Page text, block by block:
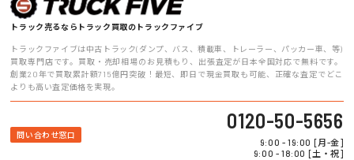
トラック売るならトラック買取のトラックファイブ
トラックファイブは中古トラック(ダンプ、バス、積載車、トレーラー、パッカー車、等)
買取専門店です。買取・売却相場のお見積もり、出張査定が日本全国対応で無料です。
創業20年で買取累計額715億円突破！最短、即日で現金買取も可能、正確な査定でどこ
よりも高い査定価格を実現。
問い合わせ窓口
0120-50-5656
9:00 - 19:00 [月-金]
9:00 - 18:00 [土・祝]